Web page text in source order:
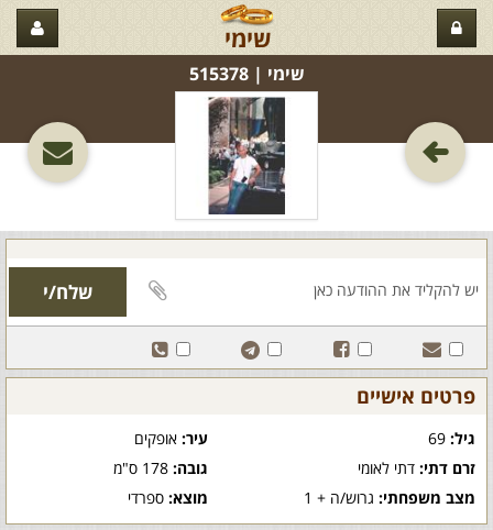
שימי
שימי‏ | 515378
פרטים אישיים
גיל: עיר:אופקים
זרם דתי: דתי לאומי גובה:178 ס"מ
מצב משפחתי: גרוש/ה + 1 מוצא:ספרדי